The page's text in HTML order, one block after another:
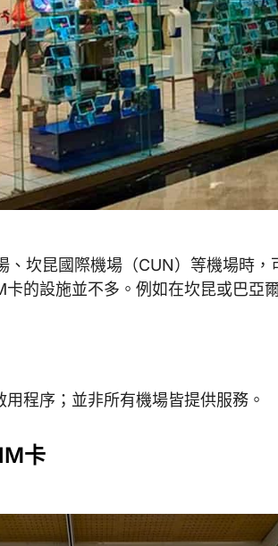
、坎昆國際機場（CUN）等機場時
的設施並不多。例如在坎昆或巴亞
程序；並非所有機場皆提供服務。
卡